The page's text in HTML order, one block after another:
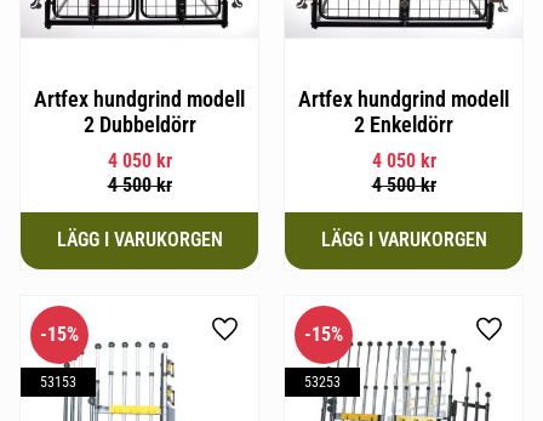
Artfex hundgrind modell
2 Dubbeldörr
4 050kr
4 500kr
Artfex hundgrind modell
2 Enkeldörr
4 050kr
4 500kr
15%
53153
Lägg till i favoriter
15%
53253
Lägg